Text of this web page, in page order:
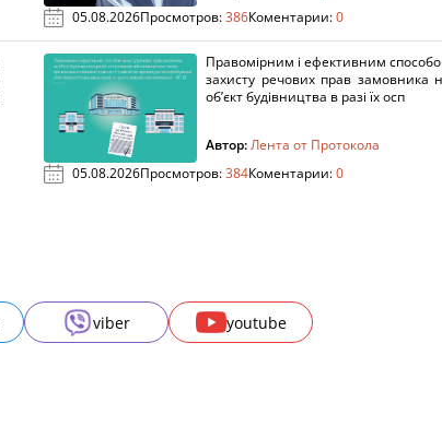
05.08.2026Просмотров:386Коментарии:0
Правомірним і ефективним
захисту речових прав замовника
об’єкт будівництва в разі їх осп
Автор:Лента от Протокола
05.08.2026Просмотров:384Коментарии:0
viber youtube